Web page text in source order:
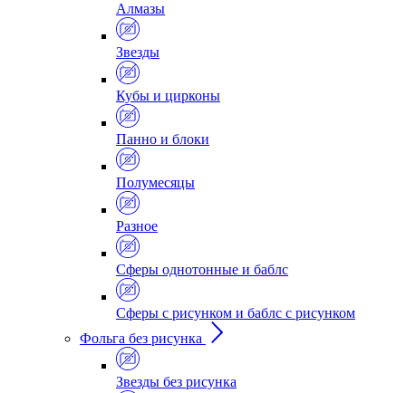
Алмазы
Звезды
Кубы и цирконы
Панно и блоки
Полумесяцы
Разное
Сферы однотонные и баблс
Сферы с рисунком и баблс с рисунком
Фольга без рисунка
Звезды без рисунка